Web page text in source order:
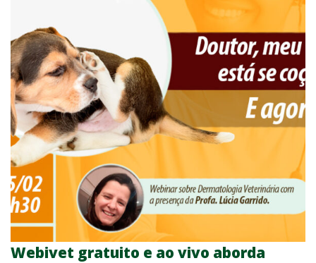
Webivet gratuito e ao vivo aborda